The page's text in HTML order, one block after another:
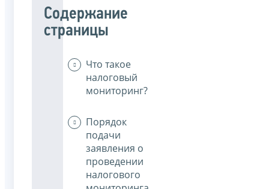
Содержание
страницы
Что такое
налоговый
мониторинг?
Порядок
подачи
заявления о
проведении
налогового